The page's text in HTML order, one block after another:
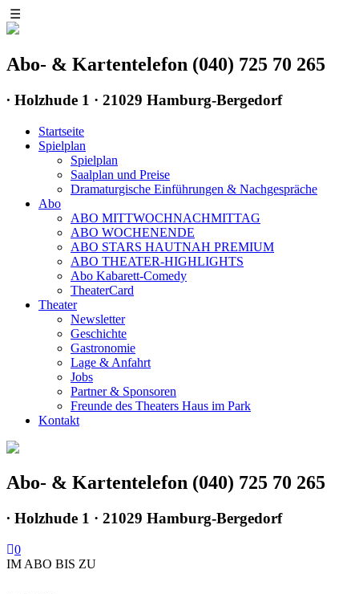
☰
Abo- & Kartentelefon (040) 725 70 265
∙ Holzhude 1 · 21029 Hamburg-Bergedorf
Startseite
Spielplan
Spielplan
Saalplan und Preise
Dramaturgische Einführungen & Nachgespräche
Abo
ABO MITTWOCHNACHMITTAG
ABO WOCHENENDE
ABO STARS HAUTNAH PREMIUM
ABO THEATER-HIGHLIGHTS
Abo Kabarett-Comedy
TheaterCard
Theater
Newsletter
Geschichte
Gastronomie
Lage & Anfahrt
Jobs
Partner & Sponsoren
Freunde des Theaters Haus im Park
Kontakt
Abo- & Kartentelefon (040) 725 70 265
∙ Holzhude 1 · 21029 Hamburg-Bergedorf
0
IM ABO BIS ZU